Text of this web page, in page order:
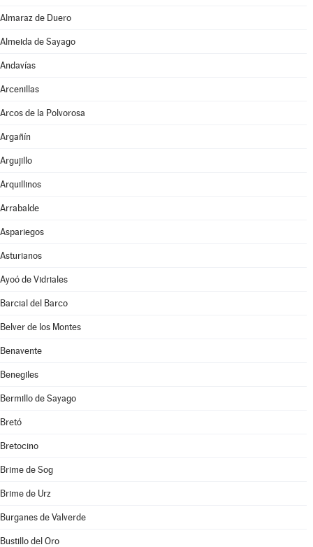
Almaraz de Duero
Almeida de Sayago
Andavías
Arcenillas
Arcos de la Polvorosa
Argañín
Argujillo
Arquillinos
Arrabalde
Aspariegos
Asturianos
Ayoó de Vidriales
Barcial del Barco
Belver de los Montes
Benavente
Benegiles
Bermillo de Sayago
Bretó
Bretocino
Brime de Sog
Brime de Urz
Burganes de Valverde
Bustillo del Oro